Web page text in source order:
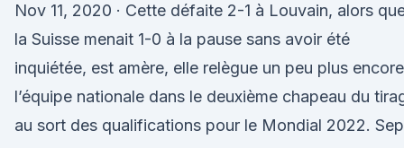
Nov 11, 2020 · Cette défaite 2-1 à Louvain, alors
la Suisse menait 1-0 à la pause sans avoir été
inquiétée, est amère, elle relègue un peu plus encore
l’équipe nationale dans le deuxième chapeau du
au sort des qualifications pour le Mondial 2022. Sep